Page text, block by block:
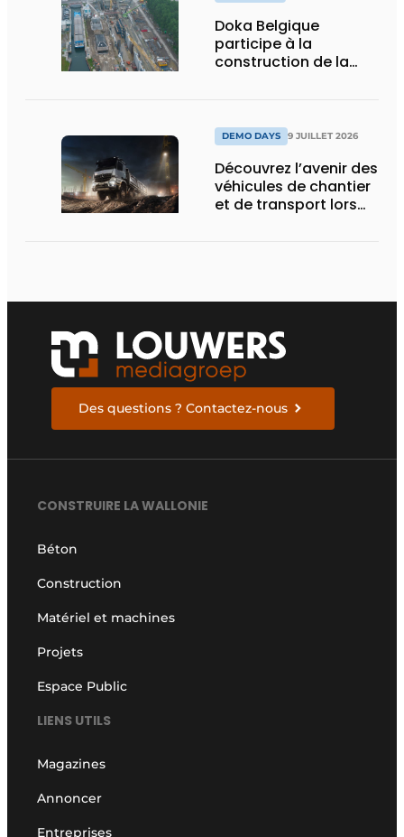
Doka Belgique
participe à la
construction de la
DEMO DAYS 9 JUILLET 2026
Découvrez l’avenir des
véhicules de chantier
et de transport lors
Des questions ? Contactez-nous
CONSTRUIRE LA WALLONIE
Béton
Construction
Matériel et machines
Projets
Espace Public
LIENS UTILS
Magazines
Annoncer
Entreprises